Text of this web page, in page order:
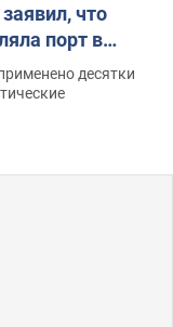
что
порт в
десятки